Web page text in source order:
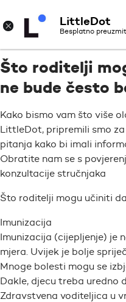
Prijava
Što roditelji
ne bude često
Kako bismo vam što više
LittleDot, pripremili smo
pitanja kako bi imali
Obratite nam se s
konzultacije stručnjaka
Što roditelji mogu učiniti
Imunizacija
Imunizacija (cijepljenje) je
mjera. Uvijek je bolje
Mnoge bolesti mogu se
Dakle, djecu treba uredno
Zdravstvena voditeljica u
× LittleDot
Besplatno